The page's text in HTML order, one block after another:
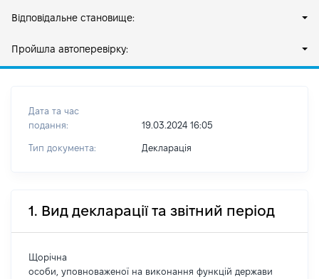
Відповідальне становище:
Пройшла автоперевірку:
Дата та час
подання:
19.03.2024 16:05
Тип документа: Декларація
1. Вид декларації та звітний період
Щорічна
особи, уповноваженої на виконання функцій держави